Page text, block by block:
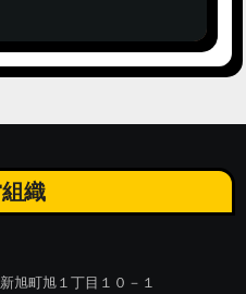
織
旭町旭１丁目１０－１